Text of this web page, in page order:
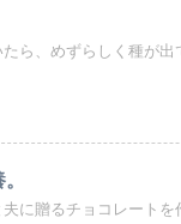
ら、めずらしく種が
に贈るチョコレート